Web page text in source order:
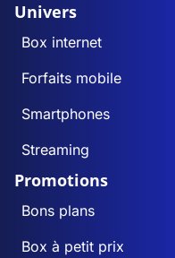
Univers
Box internet
Forfaits mobile
Smartphones
Streaming
Promotions
Bons plans
Box à petit prix